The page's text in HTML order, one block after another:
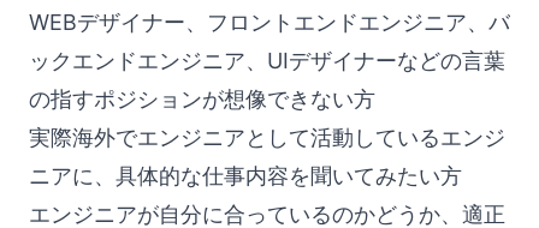
WEBデザイナー、フロントエンドエンジニア、バ
ックエンドエンジニア、UIデザイナーなどの言葉
の指すポジションが想像できない方
実際海外でエンジニアとして活動しているエンジ
ニアに、具体的な仕事内容を聞いてみたい方
エンジニアが自分に合っているのかどうか、適正